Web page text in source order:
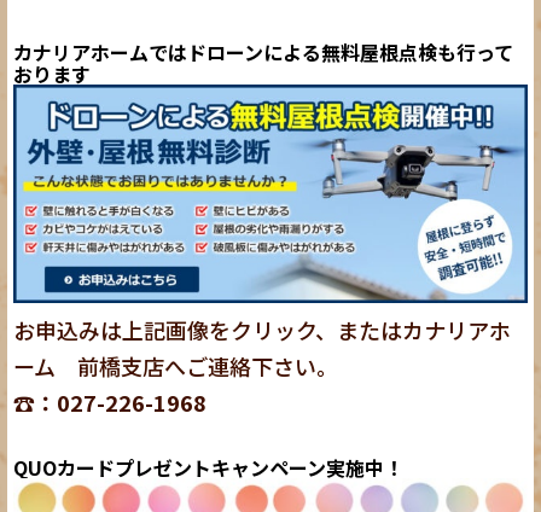
カナリアホームではドローンによる無料屋根点検も行って
おります
お申込みは上記画像をクリック、またはカナリアホ
ーム 前橋支店へご連絡下さい。
☎：027-226-1968
QUOカードプレゼントキャンペーン実施中！